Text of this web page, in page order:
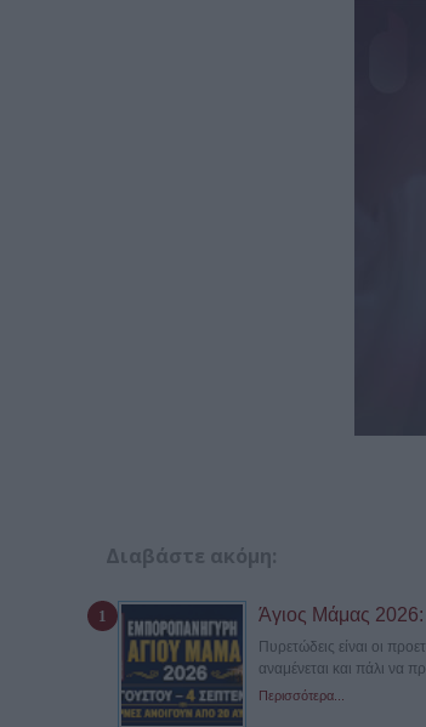
Διαβάστε ακόμη:
Άγιος Μάμας 2026:
Πυρετώδεις είναι οι
αναμένεται και πάλι να
Περισσότερα...